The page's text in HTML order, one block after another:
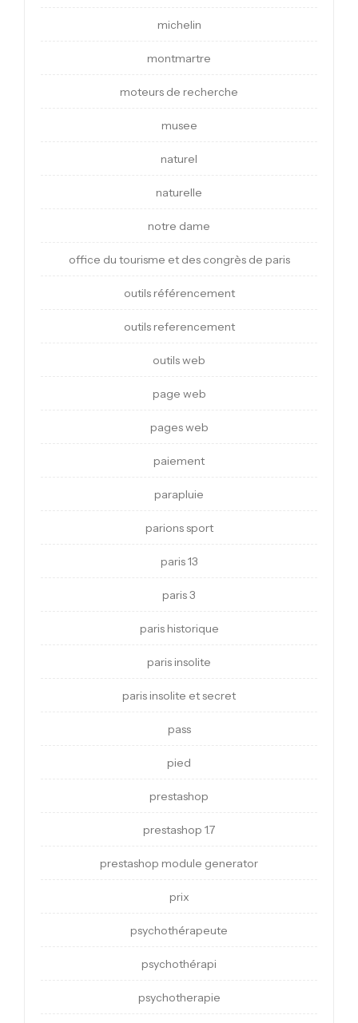
michelin
montmartre
moteurs de recherche
musee
naturel
naturelle
notre dame
office du tourisme et des congrès de paris
outils référencement
outils referencement
outils web
page web
pages web
paiement
parapluie
parions sport
paris 13
paris 3
paris historique
paris insolite
paris insolite et secret
pass
pied
prestashop
prestashop 1.7
prestashop module generator
prix
psychothérapeute
psychothérapi
psychotherapie